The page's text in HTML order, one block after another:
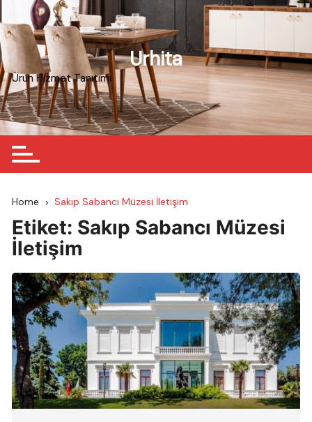
to
content
Urhita
Ürün Hizmet Tanıtımı
Home Sakıp Sabancı Müzesi İletişim
Etiket: Sakıp Sabancı Müzesi
İletişim